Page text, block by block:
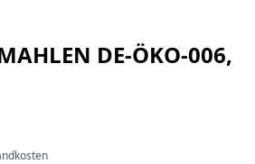
DE-ÖKO-006,